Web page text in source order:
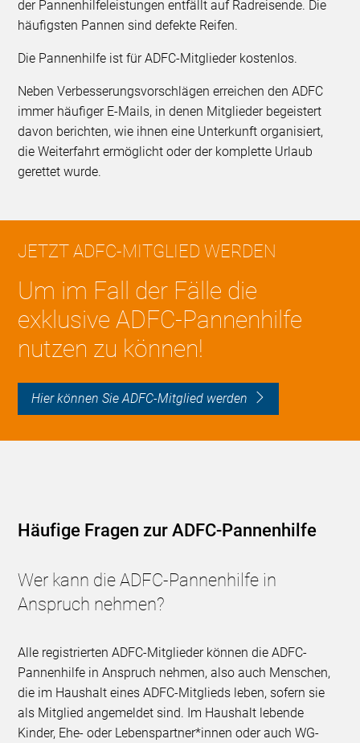
der Pannenhilfeleistungen entfällt auf Radreisende. Die
häufigsten Pannen sind defekte Reifen.
Die Pannenhilfe ist für ADFC-Mitglieder kostenlos.
Neben Verbesserungsvorschlägen erreichen den ADFC
immer häufiger E-Mails, in denen Mitglieder begeistert
davon berichten, wie ihnen eine Unterkunft organisiert,
die Weiterfahrt ermöglicht oder der komplette Urlaub
gerettet wurde.
JETZT ADFC-MITGLIED WERDEN
Um im Fall der Fälle die
exklusive ADFC-Pannenhilfe
nutzen zu können!
Hier können Sie ADFC-Mitglied werden
Häufige Fragen zur ADFC-Pannenhilfe
Wer kann die ADFC-Pannenhilfe in
Anspruch nehmen?
Alle registrierten ADFC-Mitglieder können die ADFC-
Pannenhilfe in Anspruch nehmen, also auch Menschen,
die im Haushalt eines ADFC-Mitglieds leben, sofern sie
als Mitglied angemeldet sind. Im Haushalt lebende
Kinder, Ehe- oder Lebenspartner*innen oder auch WG-